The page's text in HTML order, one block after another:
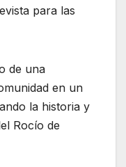
para las
de una
en un
la historia y
Rocío de